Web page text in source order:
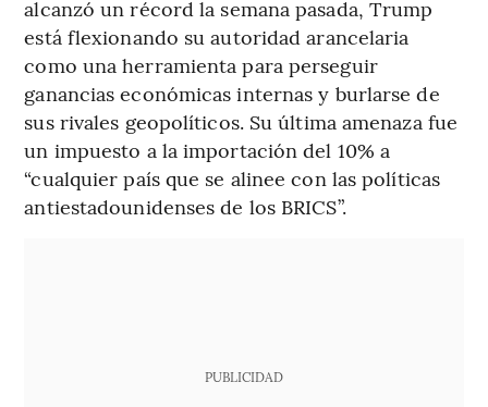
alcanzó un récord la semana pasada, Trump
está flexionando su autoridad arancelaria
como una herramienta para perseguir
ganancias económicas internas y burlarse de
sus rivales geopolíticos. Su última amenaza fue
un impuesto a la importación del 10% a
“cualquier país que se alinee con las políticas
antiestadounidenses de los BRICS”.
PUBLICIDAD